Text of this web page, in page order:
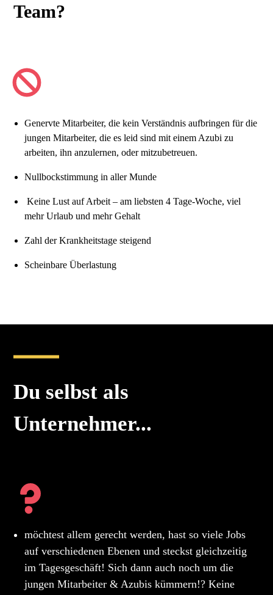
Team?
Genervte Mitarbeiter, die kein Verständnis aufbringen für die
jungen Mitarbeiter, die es leid sind mit einem Azubi zu
arbeiten, ihn anzulernen, oder mitzubetreuen.
Nullbockstimmung in aller Munde
Keine Lust auf Arbeit – am liebsten 4 Tage-Woche, viel
mehr Urlaub und mehr Gehalt
Zahl der Krankheitstage steigend
Scheinbare Überlastung
Du selbst als
Unternehmer...
möchtest allem gerecht werden, hast so viele Jobs
auf verschiedenen Ebenen und steckst gleichzeitig
im Tagesgeschäft! Sich dann auch noch um die
jungen Mitarbeiter & Azubis kümmern!? Keine